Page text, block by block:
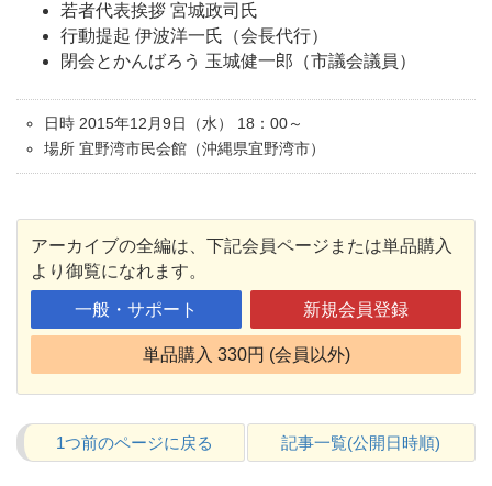
若者代表挨拶 宮城政司氏
行動提起 伊波洋一氏（会長代行）
閉会とかんばろう 玉城健一郎（市議会議員）
日時 2015年12月9日（水） 18：00～
場所 宜野湾市民会館（沖縄県宜野湾市）
アーカイブの全編は、下記会員ページまたは単品購入
より御覧になれます。
一般・サポート 新規会員登録
単品購入 330円 (会員以外)
1つ前のページに戻る 記事一覧(公開日時順)